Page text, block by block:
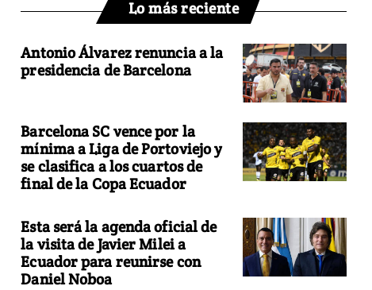
Lo más reciente
Antonio Álvarez renuncia a la
presidencia de Barcelona
Barcelona SC vence por la
mínima a Liga de Portoviejo y
se clasifica a los cuartos de
final de la Copa Ecuador
Esta será la agenda oficial de
la visita de Javier Milei a
Ecuador para reunirse con
Daniel Noboa